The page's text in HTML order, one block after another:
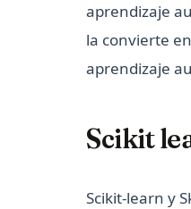
aprendizaje
la convierte
aprendizaje
Scikit
Scikit-learn y